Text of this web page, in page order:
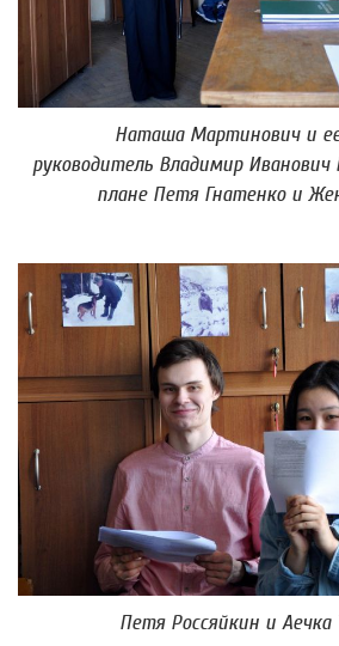
Наташа Мартинович и
руководитель Владимир Иванович
плане Петя Гнатенко и
Петя Россяйкин и Аечка